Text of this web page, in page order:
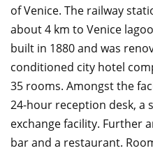
of Venice. The railway
about 4 km to Venice
built in 1880 and was
conditioned city hotel
35 rooms. Amongst the
24-hour reception desk, a
exchange facility. Further
bar and a restaurant.